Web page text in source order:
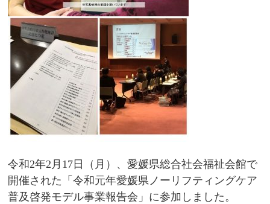
令和2年2月17日（月）、愛媛県総合社会福祉会館で
開催された「令和元年愛媛県ノーリフティングケア
普及啓発モデル事業報告会」に参加しました。